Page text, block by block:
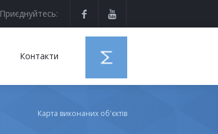
Приєднуйтесь:
Контакти
Карта виконаних об'єктів